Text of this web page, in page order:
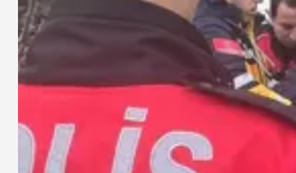
29.05.2026 Vatan TV